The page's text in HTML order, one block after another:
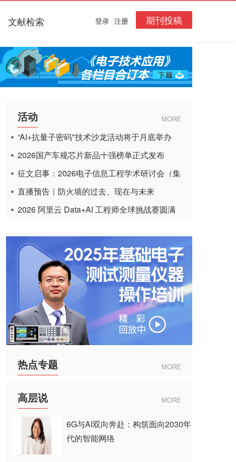
文献检索 期刊投稿
登录 注册
活动 MORE
“AI+抗量子密码"技术沙龙活动将于月底举办
2026国产车规芯片新品十强榜单正式发布
征文启事：2026电子信息工程学术研讨会（集
成电路应用杂志）
直播预告｜防火墙的过去、现在与未来
2026 阿里云 Data+AI 工程师全球挑战赛圆满
热点专题 MORE
高层说 MORE
6G与AI双向奔赴：构筑面向2030年
代的智能网络